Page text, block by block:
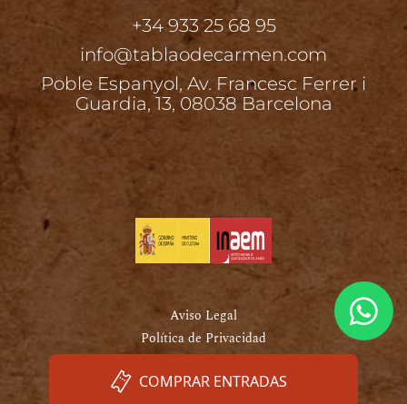
COMPRAR ENTRADAS
+34 933 25 68 95
info@tablaodecarmen.com
Poble Espanyol, Av. Francesc Ferrer i
Guardia, 13, 08038 Barcelona
Aviso Legal
Política de Privacidad